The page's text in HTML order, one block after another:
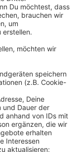
die
Material
der
Seit
oberhalb der
Deshalb
“freiwilligen
wehrfähigen
ausfüllen -
aus und